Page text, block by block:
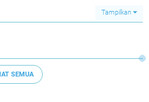
Tampilkan
SEMUA